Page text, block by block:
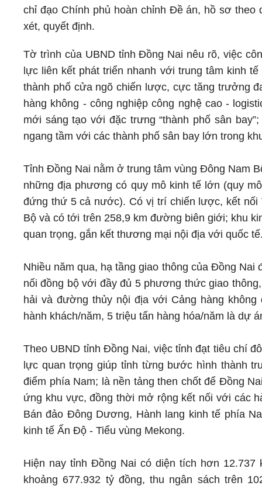
chỉ đạo Chính phủ hoàn chỉnh Đề án, hồ sơ
xét, quyết định.
Tờ trình của UBND tỉnh Đồng Nai nêu rõ, việc
lực liên kết phát triển nhanh với trung tâm kinh
thành phố cửa ngõ chiến lược, cực tăng trưởng
hàng không - công nghiệp công nghệ cao -
mới sáng tạo với đặc trưng “thành phố sân
ngang tầm với các thành phố sân bay lớn trong
Tỉnh Đồng Nai nằm ở trung tâm vùng Đông Nam
những địa phương có quy mô kinh tế lớn (quy
đứng thứ 5 cả nước). Có vị trí chiến lược, kết nối
Bộ và có tới trên 258,9 km đường biên giới; khu
quan trọng, gắn kết thương mại nội địa với quốc
Nhiều năm qua, hạ tầng giao thông của Đồng
nối đồng bộ với đầy đủ 5 phương thức giao
hải và đường thủy nội địa với Cảng hàng
hành khách/năm, 5 triệu tấn hàng hóa/năm là dự
Theo UBND tỉnh Đồng Nai, việc tỉnh đạt tiêu chí
lực quan trọng giúp tỉnh từng bước hình thành
điểm phía Nam; là nền tảng then chốt để Đồng
ứng khu vực, đồng thời mở rộng kết nối với các
Bán đảo Đông Dương, Hành lang kinh tế phía
kinh tế Ấn Độ - Tiểu vùng Mekong.
Hiện nay tỉnh Đồng Nai có diện tích hơn
khoảng 677.932 tỷ đồng, thu ngân sách trên